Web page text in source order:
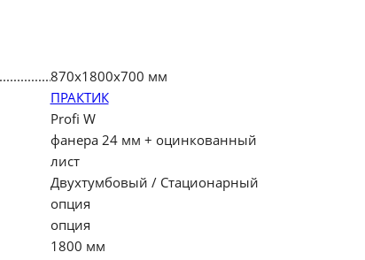
870х1800х700 мм
ПРАКТИК
Profi W
фанера 24 мм + оцинкованный
лист
Двухтумбовый / Стационарный
опция
опция
1800 мм